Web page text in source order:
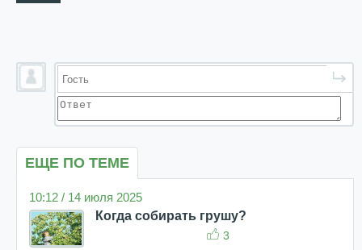
ЕЩЕ ПО ТЕМЕ
10:12 / 14 июля 2025
Когда собирать грушу?
3